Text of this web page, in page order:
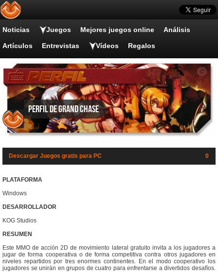
Noticias Juegos Mejores juegos online Análisis
Artículos Entrevistas Vídeos Regalos
Perfil de Grand Chase
Descargar Juegos gratis para PC 0
PLATAFORMA
Windows
DESARROLLADOR
KOG Studios
RESUMEN
Este MMO de acción 2D de movimiento lateral gratuito invita a los jugadores a
jugar de forma cooperativa o de forma competitiva contra otros jugadores en
niveles repartidos por tres enormes continentes. En el modo cooperativo los
jugadores se unirán en grupos de cuatro para enfrentarse a divertidos desafíos.